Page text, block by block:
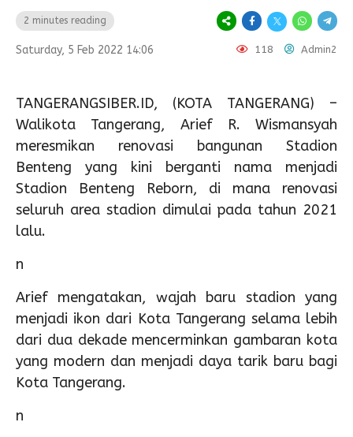
2 minutes reading
Saturday, 5 Feb 2022 14:06 118 Admin2
TANGERANGSIBER.ID, (KOTA TANGERANG) –
Walikota Tangerang, Arief R. Wismansyah
meresmikan renovasi bangunan Stadion
Benteng yang kini berganti nama menjadi
Stadion Benteng Reborn, di mana renovasi
seluruh area stadion dimulai pada tahun 2021
lalu.
n
Arief mengatakan, wajah baru stadion yang
menjadi ikon dari Kota Tangerang selama lebih
dari dua dekade mencerminkan gambaran kota
yang modern dan menjadi daya tarik baru bagi
Kota Tangerang.
n